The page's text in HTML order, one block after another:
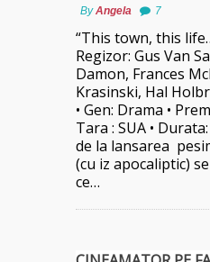
ByAngela 7
“This town, this
Regizor: Gus Van
Damon, Frances
Krasinski, Hal
• Gen: Drama •
Tara : SUA •
de la lansarea
(cu iz apocaliptic)
ce…